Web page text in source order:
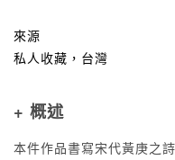
來源
私人收藏，台灣
+ 概述
本件作品書寫宋代黃庚之